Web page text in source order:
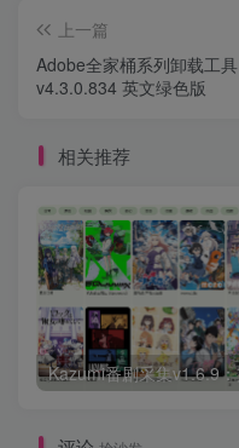
上一篇
Adobe全家桶系列卸载工具
v4.3.0.834 英文绿色版
相关推荐